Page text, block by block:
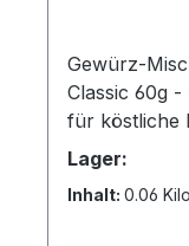
Gewürz-
Classic 60g
für köstliche
EL Olivenöl
Mischung
Lager:
Inhalt: 0.06